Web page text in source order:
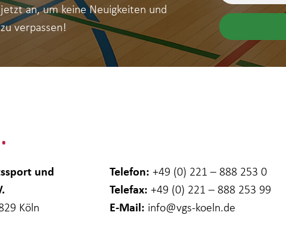
an, um keine Neuigkeiten und
verpassen!
und
Köln
Telefon: +49 (0) 221 – 888 253 0
Telefax: +49 (0) 221 – 888 253 99
E-Mail: info@vgs-koeln.de